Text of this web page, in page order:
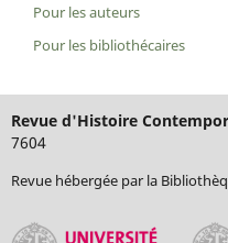
Pour les auteurs
Pour les bibliothécaires
Revue d'Histoire
7604
Revue hébergée par la